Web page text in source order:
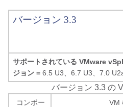
バージョン 3.3
サポートされている VMware
ジョン = 6.5 U3、6.7 U3、7.0
バージョン 3.3 の
コンポー
VM